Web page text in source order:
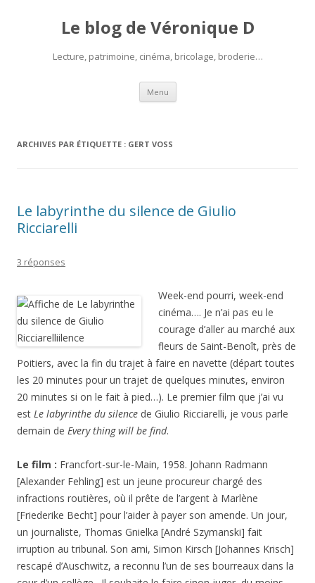
Le blog de Véronique D
Lecture, patrimoine, cinéma, bricolage, broderie…
Menu Aller
contenu
ARCHIVES PAR ÉTIQUETTE : GERT VOSS
Le labyrinthe du silence de Giulio
Ricciarelli
3 réponses
Week-end pourri, week-end
cinéma…. Je n’ai pas eu le
courage d’aller au marché aux
fleurs de Saint-Benoît, près de
Poitiers, avec la fin du trajet à faire en navette (départ toutes
les 20 minutes pour un trajet de quelques minutes, environ
20 minutes si on le fait à pied…). Le premier film que j’ai vu
est Le labyrinthe du silence de Giulio Ricciarelli, je vous parle
demain de Every thing will be find.
Le film : Francfort-sur-le-Main, 1958. Johann Radmann
[Alexander Fehling] est un jeune procureur chargé des
infractions routières, où il prête de l’argent à Marlène
[Friederike Becht] pour l’aider à payer son amende. Un jour,
un journaliste, Thomas Gnielka [André Szymanski] fait
irruption au tribunal. Son ami, Simon Kirsch [Johannes Krisch]
rescapé d’Auschwitz, a reconnu l’un de ses bourreaux dans la